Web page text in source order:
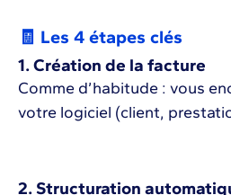
🧾 Les 4 étapes clés
1. Création de la facture
Comme d’habitude : vous
votre logiciel (client,
2. Structuration